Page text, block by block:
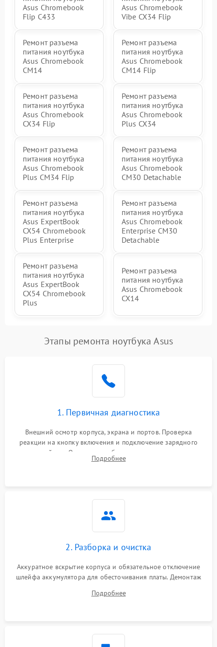
Asus Chromebook
Flip C433
Asus Chromebook
Vibe CX34 Flip
Ремонт разъема
питания ноутбука
Asus Chromebook
CM14
Ремонт разъема
питания ноутбука
Asus Chromebook
CM14 Flip
Ремонт разъема
питания ноутбука
Asus Chromebook
CX34 Flip
Ремонт разъема
питания ноутбука
Asus Chromebook
Plus CX34
Ремонт разъема
питания ноутбука
Asus Chromebook
Plus CM34 Flip
Ремонт разъема
питания ноутбука
Asus Chromebook
CM30 Detachable
Ремонт разъема
питания ноутбука
Asus ExpertBook
CX54 Chromebook
Plus Enterprise
Ремонт разъема
питания ноутбука
Asus Chromebook
Enterprise CM30
Detachable
Ремонт разъема
питания ноутбука
Asus ExpertBook
CX54 Chromebook
Plus
Ремонт разъема
питания ноутбука
Asus Chromebook
CX14
Этапы ремонта ноутбука Asus
1. Первичная диагностика
Внешний осмотр корпуса, экрана и портов. Проверка
реакции на кнопку включения и подключение зарядного
устройства. Оценка потребления тока с помощью
лабораторного блока питания для локализации проблемы.
Подробнее
2. Разборка и очистка
Аккуратное вскрытие корпуса и обязательное отключение
шлейфа аккумулятора для обесточивания платы. Демонтаж
высохшей термопасты с кристаллов чипов.
Подробнее